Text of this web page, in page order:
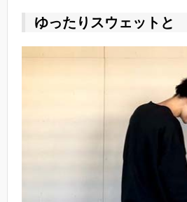
ゆったりスウェットと